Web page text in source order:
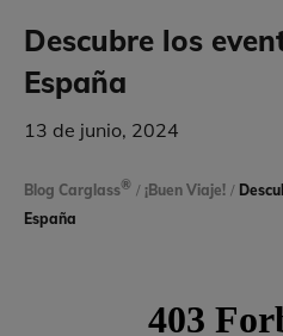
Descubre los
España
13 de junio, 2024
Blog Carglass® / ¡Buen Viaje! /
España